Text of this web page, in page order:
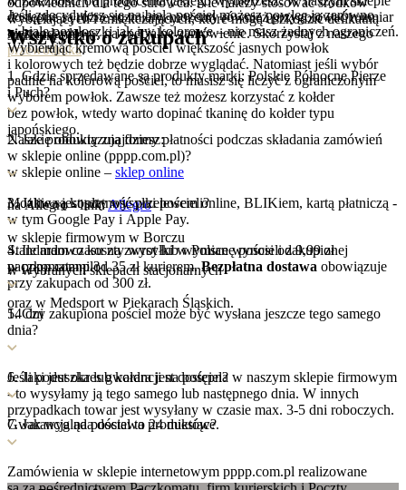
wybielających i zmiękczających, które mogą uszkodzić delikatną
strukturę puchu.
dostępne są różne rozmiary, możemy również przygotować rozmiar
niestandardowy, na specjalne zamówienie. Skorzystaj z naszego
przewodnika.
Jeśli zdecydujesz się na białą pościel możesz powlec ją zarówno
w białe powłoczki jak i w kolorowe – nie masz żadnych ograniczeń.
Wybierając kremową pościel większość jasnych powłok
i kolorowych też będzie dobrze wyglądać. Natomiast jeśli wybór
padnie na kolorową pościel, to musisz się liczyć z ograniczonym
wyborem powłok. Zawsze też możesz korzystać z kołder
bez powłok, wtedy warto dopinać tkaninę do kołder typu
japońskiego.
Wszystkoo zakupach
1. Gdzie sprzedawane są produkty marki: Polskie Północne Pierze
i Puch?
Nasze produkty znajdziesz:
w sklepie online – sklep online
na Allegro - link:Allegro
w sklepie firmowym w Borczu
w wybranych sklepach stacjonarnych
oraz w Medsport w Piekarach Śląskich.
2. Jakie obowiązują formy płatności podczas składania zamówień
w sklepie online (pppp.com.pl)?
Możliwa jest płatność przelewem online, BLIKiem, kartą płatniczą -
w tym Google Pay i Apple Pay.
3. Jakie są koszty wysyłki pościeli?
Standardowo koszty wysyłki w Polsce wynosi od 9,99 zł
paczkomatami od 35 zł kurierem.Bezpłatna dostawa obowiązuje
przy zakupach od 300 zł.
4. Ile mam czasu na zwrot lub wymianę pościeli zakupionej
w pppp.com.pl?
14 dni
5. Czy zakupiona pościel może być wysłana jeszcze tego samego
dnia?
Jeśli poduszka lub kołdra jest dostępna w naszym sklepie firmowym
- to wysyłamy ją tego samego lub następnego dnia. W innych
przypadkach towar jest wysyłany w czasie max. 3-5 dni roboczych.
6. Jaki jest okres gwarancji na pościel?
Gwarancja na pościel to 24 miesiące.
7. Jak wygląda dostawa produktów?
Zamówienia w sklepie internetowym pppp.com.pl realizowane